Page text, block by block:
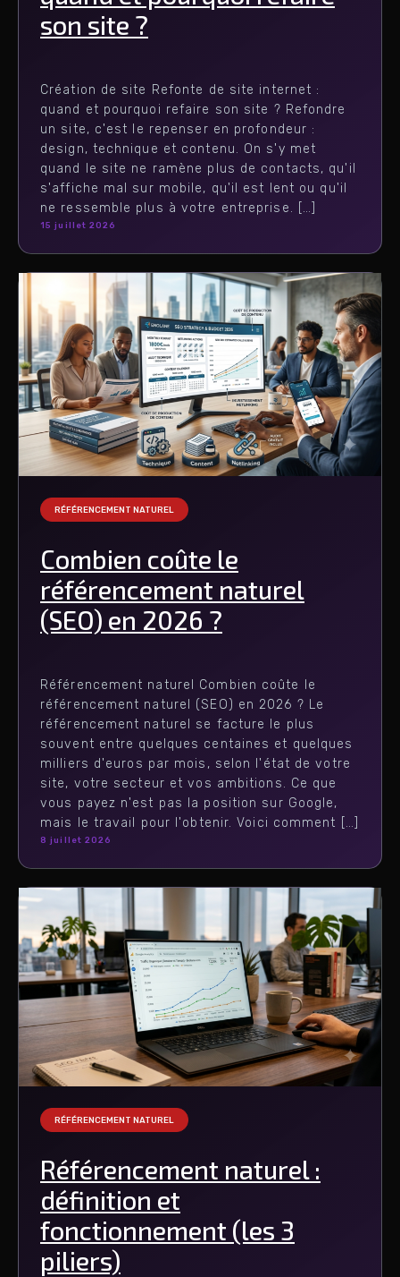
son site ?
Création de site Refonte de site internet :
quand et pourquoi refaire son site ? Refondre
un site, c'est le repenser en profondeur :
design, technique et contenu. On s'y met
quand le site ne ramène plus de contacts, qu'il
s'affiche mal sur mobile, qu'il est lent ou qu'il
ne ressemble plus à votre entreprise. […]
15 juillet 2026
RÉFÉRENCEMENT NATUREL
Combien coûte le
référencement naturel
(SEO) en 2026 ?
Référencement naturel Combien coûte le
référencement naturel (SEO) en 2026 ? Le
référencement naturel se facture le plus
souvent entre quelques centaines et quelques
milliers d'euros par mois, selon l'état de votre
site, votre secteur et vos ambitions. Ce que
vous payez n'est pas la position sur Google,
mais le travail pour l'obtenir. Voici comment […]
8 juillet 2026
RÉFÉRENCEMENT NATUREL
Référencement naturel :
définition et
fonctionnement (les 3
piliers)